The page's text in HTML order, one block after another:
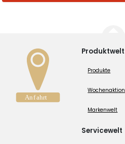
Produktwelt
Produkte
Wochenaktion
Markenwelt
Servicewelt